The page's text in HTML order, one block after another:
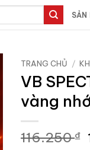
SẢN
TRANG CHỦ /
VB
vàng
116.250₫